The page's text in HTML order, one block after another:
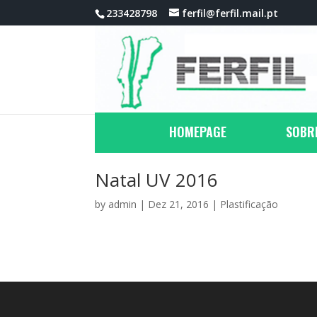
233428798 ferfil@ferfil.mail.pt
HOMEPAGE
Natal UV 2016
by admin | Dez 21, 2016 | Plastificação